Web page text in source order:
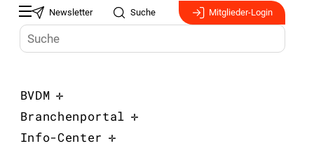
Newsletter Suche Mitglieder-Login
BVDM
Branchenportal
Info-Center